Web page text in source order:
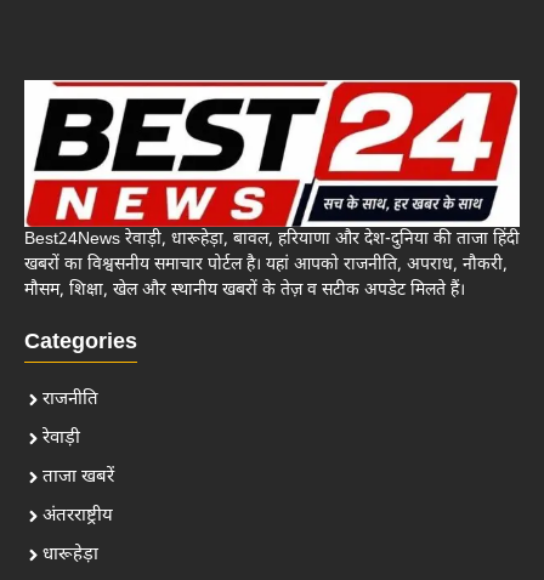
Best24News रेवाड़ी, धारूहेड़ा, बावल, हरियाणा और देश-दुनिया की ताजा हिंदी
खबरों का विश्वसनीय समाचार पोर्टल है। यहां आपको राजनीति, अपराध, नौकरी,
मौसम, शिक्षा, खेल और स्थानीय खबरों के तेज़ व सटीक अपडेट मिलते हैं।
Categories
राजनीति
रेवाड़ी
ताजा खबरें
अंतरराष्ट्रीय
धारूहेड़ा